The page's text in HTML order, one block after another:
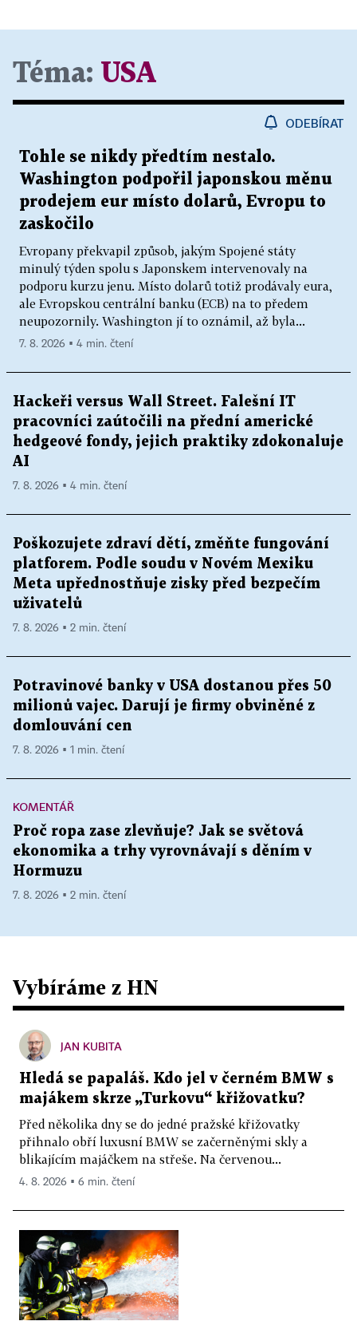
Téma: USA
ODEBÍRAT
Tohle se nikdy předtím nestalo.
Washington podpořil japonskou měnu
prodejem eur místo dolarů, Evropu to
zaskočilo
Evropany překvapil způsob, jakým Spojené státy
minulý týden spolu s Japonskem intervenovaly na
podporu kurzu jenu. Místo dolarů totiž prodávaly eura,
ale Evropskou centrální banku (ECB) na to předem
neupozornily. Washington jí to oznámil, až byla...
7. 8. 2026 ▪ 4 min. čtení
Hackeři versus Wall Street. Falešní IT
pracovníci zaútočili na přední americké
hedgeové fondy, jejich praktiky zdokonaluje
AI
7. 8. 2026 ▪ 4 min. čtení
Poškozujete zdraví dětí, změňte fungování
platforem. Podle soudu v Novém Mexiku
Meta upřednostňuje zisky před bezpečím
uživatelů
7. 8. 2026 ▪ 2 min. čtení
Potravinové banky v USA dostanou přes 50
milionů vajec. Darují je firmy obviněné z
domlouvání cen
7. 8. 2026 ▪ 1 min. čtení
KOMENTÁŘ
Proč ropa zase zlevňuje? Jak se světová
ekonomika a trhy vyrovnávají s děním v
Hormuzu
7. 8. 2026 ▪ 2 min. čtení
Vybíráme z HN
JAN KUBITA
Hledá se papaláš. Kdo jel v černém BMW s
majákem skrze „Turkovu“ křižovatku?
Před několika dny se do jedné pražské křižovatky
přihnalo obří luxusní BMW se začerněnými skly a
blikajícím majáčkem na střeše. Na červenou...
4. 8. 2026 ▪ 6 min. čtení